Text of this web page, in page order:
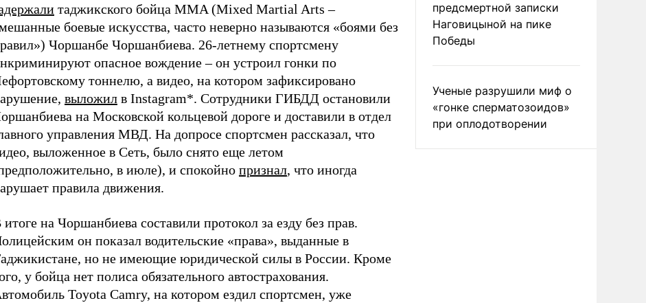
таджикского бойца MMA (Mixed Martial Arts –
боевые искусства, часто неверно называются «боями без
Чоршанбе Чоршанбиева. 26-летнему спортсмену
опасное вождение – он устроил гонки по
тоннелю, а видео, на котором зафиксировано
выложил в Instagram*. Сотрудники ГИБДД остановили
на Московской кольцевой дороге и доставили в отдел
управления МВД. На допросе спортсмен рассказал, что
выложенное в Сеть, было снято еще летом
в июле), и спокойно признал, что иногда
правила движения.
на Чоршанбиева составили протокол за езду без прав.
он показал водительские «права», выданные в
но не имеющие юридической силы в России. Кроме
у бойца нет полиса обязательного автострахования.
Toyota Camry, на котором ездил спортсмен, уже
предсмертной записки
Наговицыной на пике
Победы
Ученые разрушили миф о
«гонке сперматозоидов»
при оплодотворении